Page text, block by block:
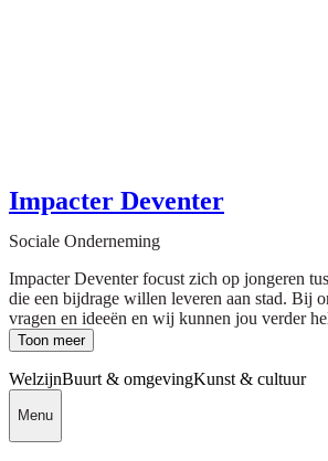
Impacter Deventer
Sociale Onderneming
Impacter Deventer focust zich op jongeren
die een bijdrage willen leveren aan stad. Bij
vragen en ideeën en wij kunnen jou verder
Toon meer
WelzijnBuurt & omgevingKunst & cultuur
Menu